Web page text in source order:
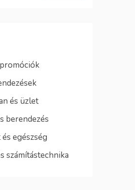
és üzlet
berendezés
egészség
számítástechnika